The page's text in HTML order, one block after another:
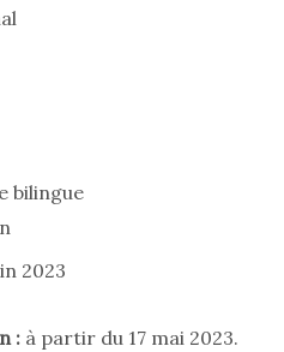
bilingue
2023
: à partir du 17 mai 2023.